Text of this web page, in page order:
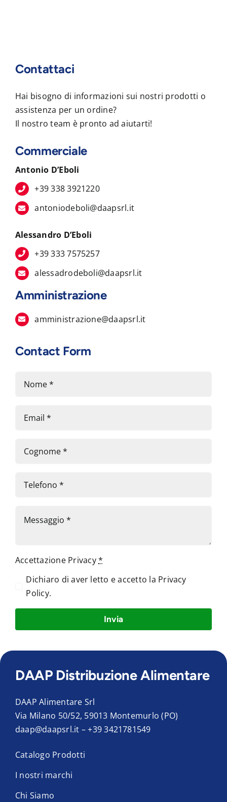
Contattaci
Hai bisogno di informazioni sui nostri prodotti o
assistenza per un ordine?
Il nostro team è pronto ad aiutarti!
Commerciale
Antonio D’Eboli
+39 338 3921220
antoniodeboli@daapsrl.it
Alessandro D’Eboli
+39 333 7575257
alessadrodeboli@daapsrl.it
Amministrazione
amministrazione@daapsrl.it
Contact Form
Accettazione Privacy*
Dichiaro di aver letto e accetto la Privacy
Policy.
Invia
DAAP Distribuzione Alimentare
DAAP Alimentare Srl
Via Milano 50/52, 59013 Montemurlo (PO)
daap@daapsrl.it –+39 3421781549
Catalogo Prodotti
I nostri marchi
Chi Siamo